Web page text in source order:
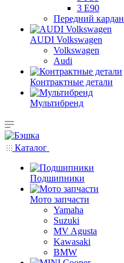
3 E90
Передний кардан
AUDI Volkswagen
Volkswagen
Audi
Контрактные детали
Мультибренд
Каталог
Подшипники
Мото запчасти
Yamaha
Suzuki
MV Agusta
Kawasaki
BMW